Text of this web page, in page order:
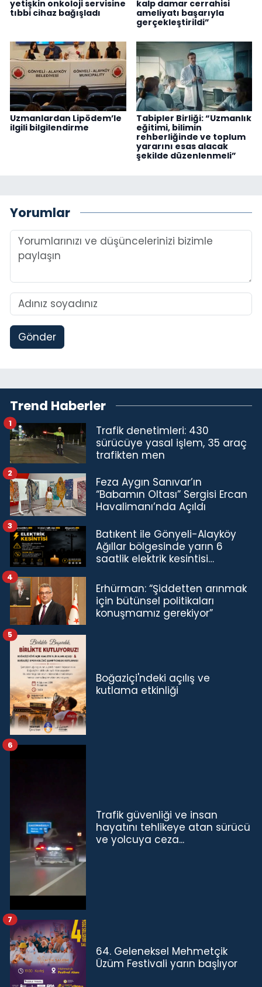
yetişkin onkoloji servisine
tıbbi cihaz bağışladı
kalp damar cerrahisi
ameliyatı başarıyla
gerçekleştirildi”
Uzmanlardan Lipödem’le
ilgili bilgilendirme
Tabipler Birliği: “Uzmanlık
eğitimi, bilimin
rehberliğinde ve toplum
yararını esas alacak
şekilde düzenlenmeli”
Yorumlar
Gönder
Trend Haberler
Trafik denetimleri: 430
sürücüye yasal işlem, 35 araç
trafikten men
1
Feza Aygın Sanıvar’ın
“Babamın Oltası” Sergisi Ercan
Havalimanı’nda Açıldı
2
Batıkent ile Gönyeli-Alayköy
Ağıllar bölgesinde yarın 6
saatlik elektrik kesintisi…
3
Erhürman: “Şiddetten arınmak
için bütünsel politikaları
konuşmamız gerekiyor”
4
Boğaziçi'ndeki açılış ve
kutlama etkinliği
5
Trafik güvenliği ve insan
hayatını tehlikeye atan sürücü
ve yolcuya ceza...
6
64. Geleneksel Mehmetçik
Üzüm Festivali yarın başlıyor
7